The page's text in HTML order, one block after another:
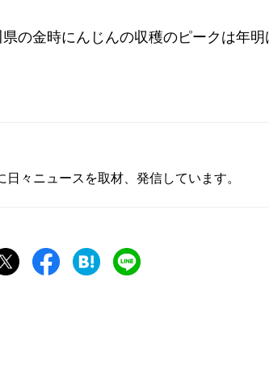
の金時にんじんの収穫のピークは年明
々ニュースを取材、発信しています。